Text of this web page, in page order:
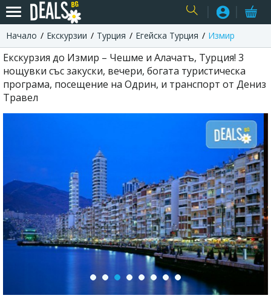
USER
Начало Екскурзии Турция Егейска Турция Измир
Екскурзия до Измир – Чешме и Алачатъ, Турция! 3
нощувки със закуски, вечери, богата туристическа
програма, посещение на Одрин, и транспорт от Дениз
Травел